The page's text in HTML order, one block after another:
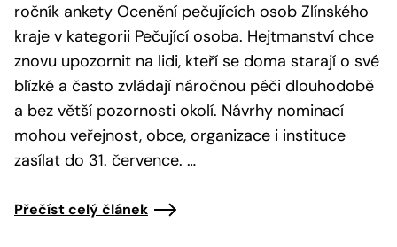
ročník ankety Ocenění pečujících osob Zlínského
kraje v kategorii Pečující osoba. Hejtmanství chce
znovu upozornit na lidi, kteří se doma starají o své
blízké a často zvládají náročnou péči dlouhodobě
a bez větší pozornosti okolí. Návrhy nominací
mohou veřejnost, obce, organizace i instituce
zasílat do 31. července. …
Přečíst celý článek